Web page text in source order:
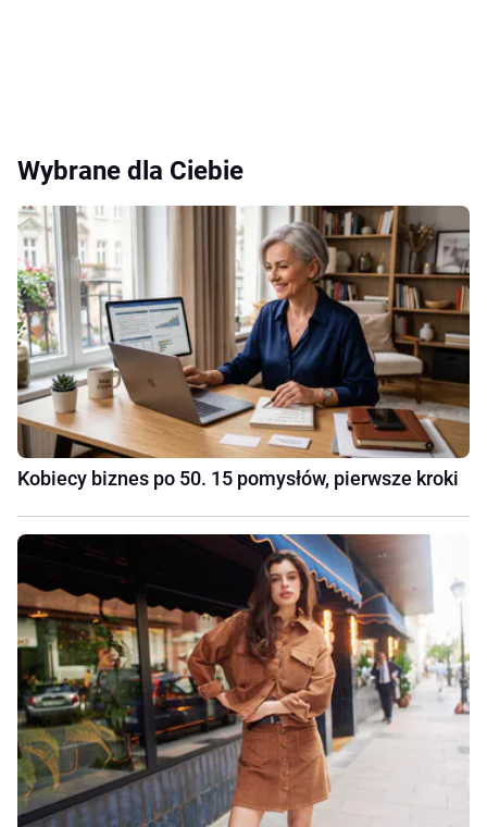
Wybrane dla Ciebie
Kobiecy biznes po 50. 15 pomysłów, pierwsze kroki